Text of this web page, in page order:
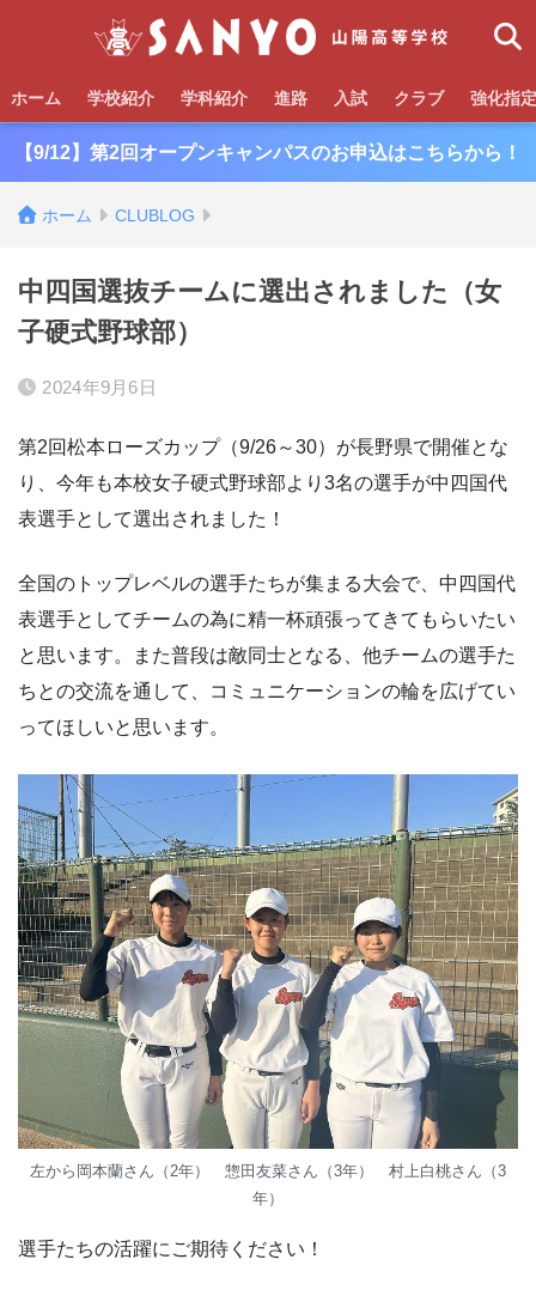
ホーム 学校紹介 学科紹介 進路 入試 クラブ 強化指
【9/12】第2回オープンキャンパスのお申込はこちらから！
ホーム CLUBLOG
中四国選抜チームに選出されました（女
子硬式野球部）
2024年9月6日
第2回松本ローズカップ（9/26～30）が長野県で開催とな
り、今年も本校女子硬式野球部より3名の選手が中四国代
表選手として選出されました！
全国のトップレベルの選手たちが集まる大会で、中四国代
表選手としてチームの為に精一杯頑張ってきてもらいたい
と思います。また普段は敵同士となる、他チームの選手た
ちとの交流を通して、コミュニケーションの輪を広げてい
ってほしいと思います。
左から岡本蘭さん（2年） 惣田友菜さん（3年） 村上白桃さん（3
年）
選手たちの活躍にご期待ください！